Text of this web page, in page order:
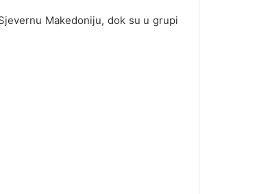
Makedoniju, dok su u grupi